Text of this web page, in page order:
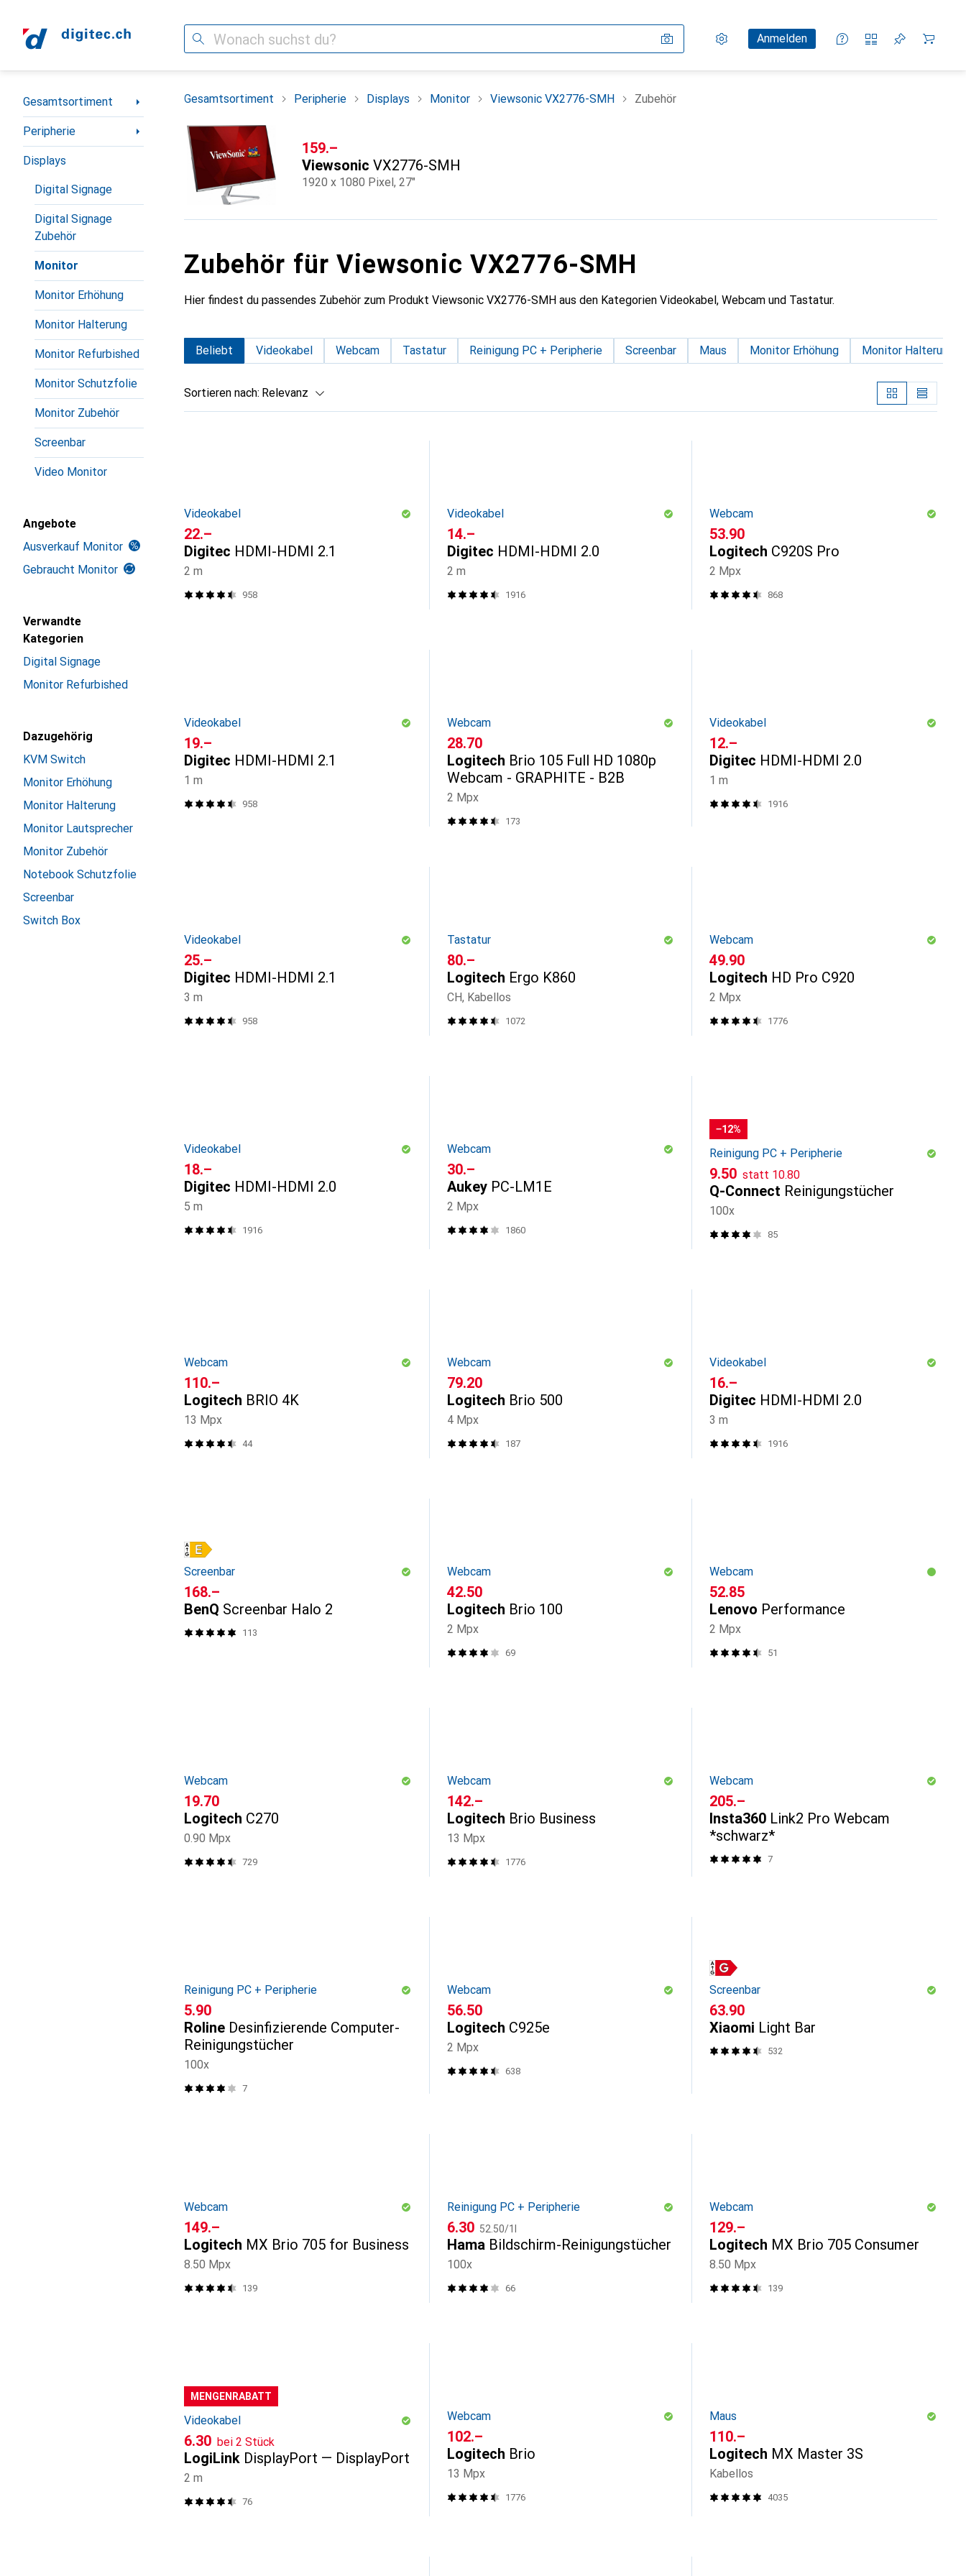
Suche Einstellungen
KundenkontoAnmelden
Vergleichslisten
Merklisten
Warenkorb
Navigation nach Kategorien
Gesamtsortiment
Peripherie
Displays
Digital Signage
Digital Signage
Zubehör
Monitor
Monitor Erhöhung
Monitor Halterung
Monitor Refurbished
Monitor Schutzfolie
Monitor Zubehör
Screenbar
Video Monitor
Angebote
Ausverkauf Monitor
Gebraucht Monitor
Verwandte
Kategorien
Digital Signage
Monitor Refurbished
Dazugehörig
KVM Switch
Monitor Erhöhung
Monitor Halterung
Monitor Lautsprecher
Monitor Zubehör
Notebook Schutzfolie
Screenbar
Switch Box
Gesamtsortiment Peripherie Displays Monitor Viewsonic VX2776-SMH Zubehör
CHF
159.–
Viewsonic VX2776-SMH
1920 x 1080 Pixel, 27"
Zubehör für Viewsonic VX2776-SMH
Hier findest du passendes Zubehör zum Produkt Viewsonic VX2776-SMH aus den Kategorien Videokabel, Webcam und Tastatur.
Beliebt Videokabel Webcam Tastatur Reinigung PC + Peripherie Screenbar Maus Monitor Erhöhung Monitor Halterung
Sortieren nach: Relevanz
Videokabel
CHF
22.–
Digitec HDMI-HDMI 2.1
2 m
958
Videokabel
CHF
14.–
Digitec HDMI-HDMI 2.0
2 m
1916
Webcam
CHF
53.90
Logitech C920S Pro
2 Mpx
868
Videokabel
CHF
19.–
Digitec HDMI-HDMI 2.1
1 m
958
Webcam
CHF
28.70
Logitech Brio 105 Full HD 1080p
Webcam - GRAPHITE - B2B
2 Mpx
173
Videokabel
CHF
12.–
Digitec HDMI-HDMI 2.0
1 m
1916
Videokabel
CHF
25.–
Digitec HDMI-HDMI 2.1
3 m
958
Tastatur
CHF
80.–
Logitech Ergo K860
CH, Kabellos
1072
Webcam
CHF
49.90
Logitech HD Pro C920
2 Mpx
1776
Videokabel
CHF
18.–
Digitec HDMI-HDMI 2.0
5 m
1916
Webcam
CHF
30.–
Aukey PC-LM1E
2 Mpx
1860
−12%
Reinigung PC + Peripherie
CHF
9.50 statt CHF
10.80
Q-Connect Reinigungstücher
100x
85
Webcam
CHF
110.–
Logitech BRIO 4K
13 Mpx
44
Webcam
CHF
79.20
Logitech Brio 500
4 Mpx
187
Videokabel
CHF
16.–
Digitec HDMI-HDMI 2.0
3 m
1916
Screenbar
CHF
168.–
BenQ Screenbar Halo 2
113
Webcam
CHF
42.50
Logitech Brio 100
2 Mpx
69
Webcam
CHF
52.85
Lenovo Performance
2 Mpx
51
Webcam
CHF
19.70
Logitech C270
0.90 Mpx
729
Webcam
CHF
142.–
Logitech Brio Business
13 Mpx
1776
Webcam
CHF
205.–
Insta360 Link2 Pro Webcam
*schwarz*
7
Reinigung PC + Peripherie
CHF
5.90
Roline Desinfizierende Computer-
Reinigungstücher
100x
7
Webcam
CHF
56.50
Logitech C925e
2 Mpx
638
Screenbar
CHF
63.90
Xiaomi Light Bar
532
Webcam
CHF
149.–
Logitech MX Brio 705 for Business
8.50 Mpx
139
Reinigung PC + Peripherie
CHF
6.30 CHF
52.50/1l
Hama Bildschirm-Reinigungstücher
100x
66
Webcam
CHF
129.–
Logitech MX Brio 705 Consumer
8.50 Mpx
139
MENGENRABATT
Videokabel
CHF
6.30 bei 2 Stück
LogiLink DisplayPort — DisplayPort
2 m
76
Webcam
CHF
102.–
Logitech Brio
13 Mpx
1776
Maus
CHF
110.–
Logitech MX Master 3S
Kabellos
4035